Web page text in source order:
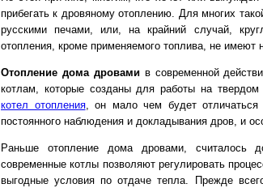
прибегать к дровяному отоплению. Для многих
русскими печами, или, на крайний случай,
отопления, кроме применяемого топлива, не имеют
Отопление дома дровамив современной
котлам, которые созданы для работы на
котел отопления, он мало чем будет
постоянного наблюдения и докладывания дров, и
Раньше отопление дома дровами, считалось
современные котлы позволяют регулировать
выгодные условия по отдаче тепла. Прежде